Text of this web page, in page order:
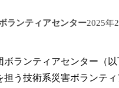
ランティアセンター2025年
ボランティアセンター（
担う技術系災害ボランテ